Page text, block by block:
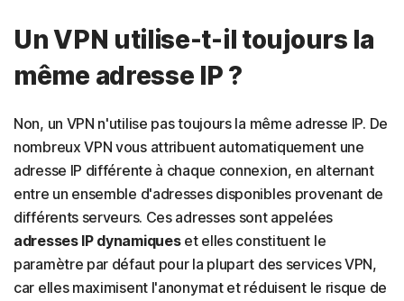
Un VPN utilise-t-il toujours la
même adresse IP ?
Non, un VPN n'utilise pas toujours la même adresse IP. De
nombreux VPN vous attribuent automatiquement une
adresse IP différente à chaque connexion, en alternant
entre un ensemble d'adresses disponibles provenant de
différents serveurs. Ces adresses sont appelées
adresses IP dynamiqueset elles constituent le
paramètre par défaut pour la plupart des services VPN,
car elles maximisent l'anonymat et réduisent le risque de